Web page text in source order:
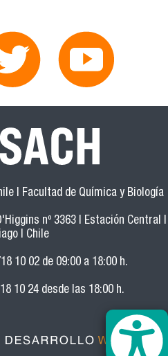
| Facultad de Química y Biología
nº 3363 | Estación Central |
| Chile
10 02 de 09:00 a 18:00 h.
10 24 desde las 18:00 h.